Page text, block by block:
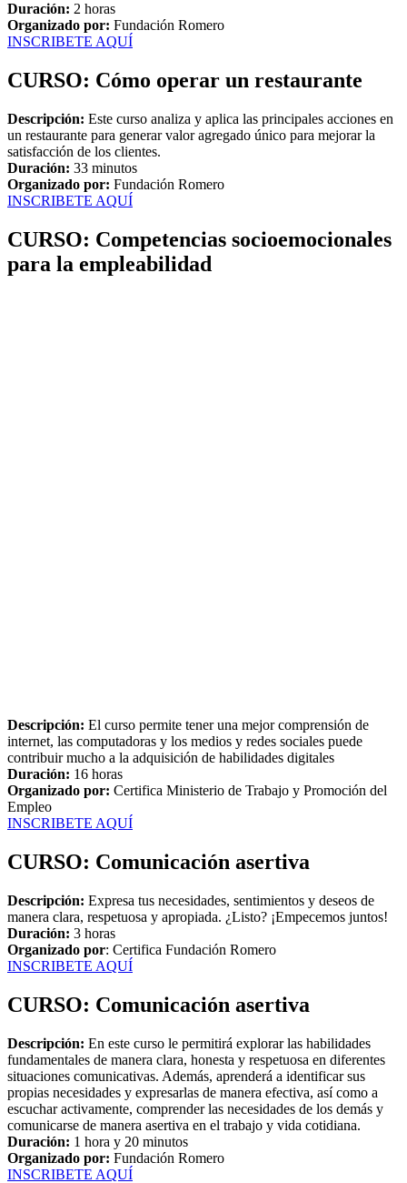
Duración: 2 horas
Organizado por: Fundación Romero
INSCRIBETE AQUÍ
CURSO: Cómo operar un restaurante
Descripción: Este curso analiza y aplica las principales acciones en
un restaurante para generar valor agregado único para mejorar la
satisfacción de los clientes.
Duración: 33 minutos
Organizado por: Fundación Romero
INSCRIBETE AQUÍ
CURSO: Competencias socioemocionales
para la empleabilidad
Descripción: El curso permite tener una mejor comprensión de
internet, las computadoras y los medios y redes sociales puede
contribuir mucho a la adquisición de habilidades digitales
Duración: 16 horas
Organizado por: Certifica Ministerio de Trabajo y Promoción del
Empleo
INSCRIBETE AQUÍ
CURSO: Comunicación asertiva
Descripción: Expresa tus necesidades, sentimientos y deseos de
manera clara, respetuosa y apropiada. ¿Listo? ¡Empecemos juntos!
Duración: 3 horas
Organizado por: Certifica Fundación Romero
INSCRIBETE AQUÍ
CURSO: Comunicación asertiva
Descripción: En este curso le permitirá explorar las habilidades
fundamentales de manera clara, honesta y respetuosa en diferentes
situaciones comunicativas. Además, aprenderá a identificar sus
propias necesidades y expresarlas de manera efectiva, así como a
escuchar activamente, comprender las necesidades de los demás y
comunicarse de manera asertiva en el trabajo y vida cotidiana.
Duración: 1 hora y 20 minutos
Organizado por: Fundación Romero
INSCRIBETE AQUÍ